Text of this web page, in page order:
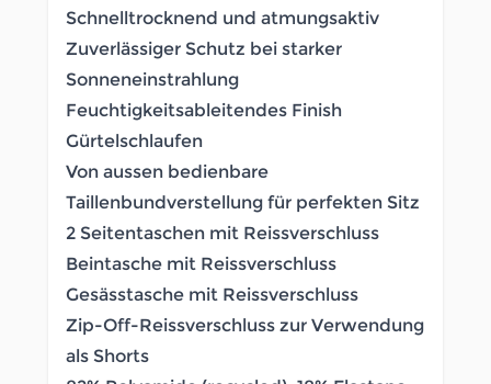
Schnelltrocknend und atmungsaktiv
Zuverlässiger Schutz bei starker
Sonneneinstrahlung
Feuchtigkeitsableitendes Finish
Gürtelschlaufen
Von aussen bedienbare
Taillenbundverstellung für perfekten Sitz
2 Seitentaschen mit Reissverschluss
Beintasche mit Reissverschluss
Gesässtasche mit Reissverschluss
Zip-Off-Reissverschluss zur Verwendung
als Shorts